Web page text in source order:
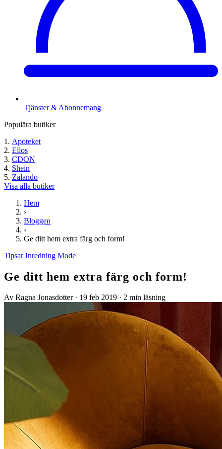
Tjänster & Abonnemang
Populära butiker
Apoteket
Ellos
CDON
Shein
Zalando
Visa alla butiker
Hem
›
Bloggen
›
Ge ditt hem extra färg och form!
Tipsar Inredning Mode
Ge ditt hem extra färg och form!
Av Ragna Jonasdotter · 19 feb 2019 · 2 min läsning